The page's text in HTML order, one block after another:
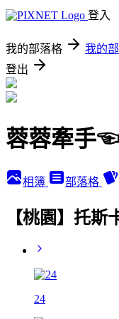
登入
我的部落格 我的
登出
蓉蓉牽手☜
相簿 部落格
【桃園】托
24